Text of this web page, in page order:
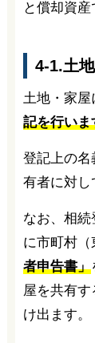
と償却資産
4-1.土
土地・家屋
記を行いま
登記上の名
有者に対し
なお、相
に市町村
者申告書」
屋を共有
け出ます。